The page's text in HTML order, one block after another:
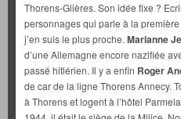
Thorens-Glières. Son idée fixe ?
personnages qui parle à la
j’en suis le plus proche. Marianne
d’une Allemagne encore nazifiée
passé hitlérien. Il y a enfin Roger
de car de la ligne Thorens Annecy.
à Thorens et logent à l’hôtel